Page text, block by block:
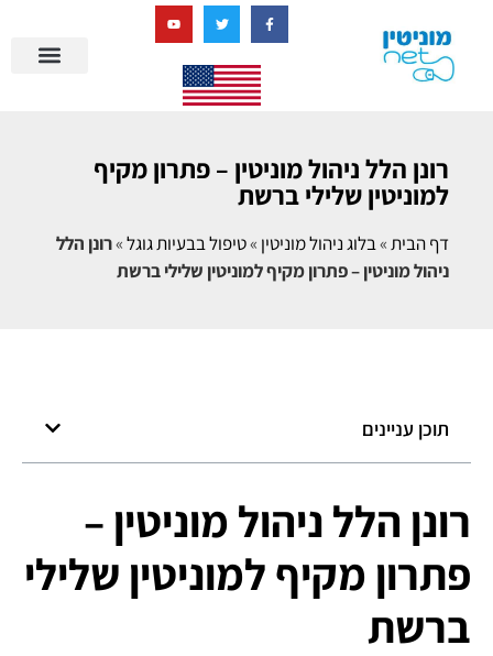
רונן הלל ניהול מוניטין – פתרון מקיף
למוניטין שלילי ברשת
דף הבית»בלוג ניהול מוניטין »טיפול בבעיות גוגל»רונן הלל
ניהול מוניטין – פתרון מקיף למוניטין שלילי ברשת
תוכן עניינים
רונן הלל ניהול מוניטין –
פתרון מקיף למוניטין שלילי
ברשת